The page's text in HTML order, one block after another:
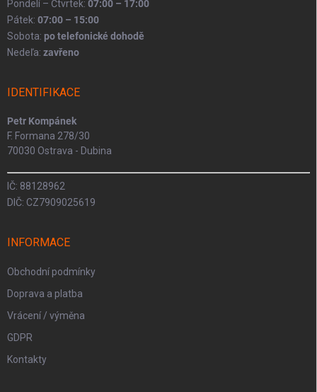
Pondelí – Čtvrtek: 07:00 – 17:00
Pátek: 07:00 – 15:00
Sobota: po telefonické dohodě
Nedeľa: zavřeno
IDENTIFIKACE
Petr Kompánek
F. Formana 278/30
70030 Ostrava - Dubina
IČ: 88128962
DIČ: CZ7909025619
INFORMACE
Obchodní podmínky
Doprava a platba
Vrácení / výměna
GDPR
Kontakty